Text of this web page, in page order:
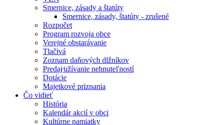
Smernice, zásady a štatúty
Smernice, zásady, štatúty - zrušené
Rozpočet
Program rozvoja obce
Verejné obstarávanie
Tlačivá
Zoznam daňových dlžníkov
Predaj⁄užívanie nehnuteľností
Dotácie
Majetkové priznania
Čo vidieť
História
Kalendár akcií v obci
Kultúrne pamiatky